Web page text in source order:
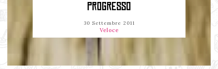
PROGRESSO
30 Settembre 2011
Veloce